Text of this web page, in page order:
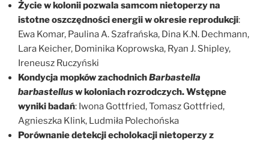
Życie w kolonii pozwala samcom nietoperzy na
istotne oszczędności energii w okresie reprodukcji:
Ewa Komar, Paulina A. Szafrańska, Dina K.N. Dechmann,
Lara Keicher, Dominika Koprowska, Ryan J. Shipley,
Ireneusz Ruczyński
Kondycja mopków zachodnichBarbastella
barbastellusw koloniach rozrodczych. Wstępne
wyniki badań: Iwona Gottfried, Tomasz Gottfried,
Agnieszka Klink, Ludmiła Polechońska
Porównanie detekcji echolokacji nietoperzy z